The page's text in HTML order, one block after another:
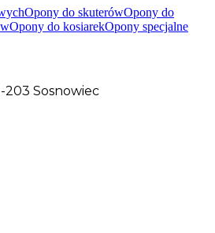
Opony do skuterówOpony do
Opony do kosiarekOpony specjalne
203 Sosnowiec